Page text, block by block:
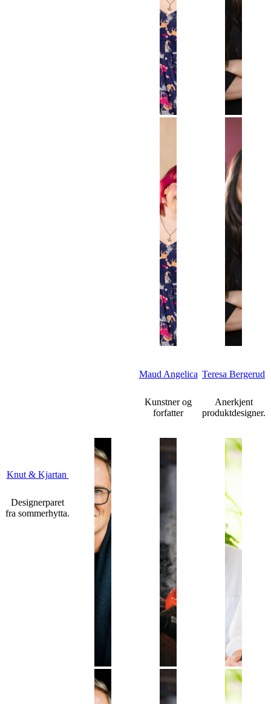
Maud Angelica
Kunstner og
forfatter
Teresa Bergerud
Anerkjent
produktdesigner.
Knut & Kjartan
Designerparet
fra sommerhytta.